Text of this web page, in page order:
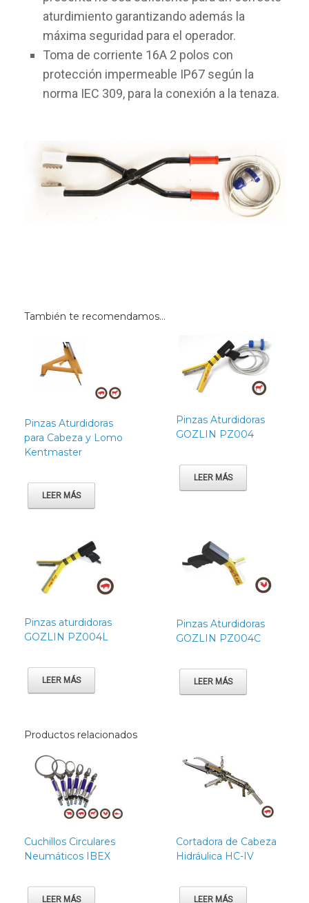
aturdimiento garantizando además la
máxima seguridad para el operador.
Toma de corriente 16A 2 polos con
protección impermeable IP67 según la
norma IEC 309, para la conexión a la tenaza.
También te recomendamos…
Pinzas Aturdidoras
para Cabeza y Lomo
Kentmaster
LEER MÁS
Pinzas Aturdidoras
GOZLIN PZ004
LEER MÁS
Pinzas aturdidoras
GOZLIN PZ004L
LEER MÁS
Pinzas Aturdidoras
GOZLIN PZ004C
LEER MÁS
Productos relacionados
Cuchillos Circulares
Neumáticos IBEX
LEER MÁS
Cortadora de Cabeza
Hidráulica HC-IV
LEER MÁS